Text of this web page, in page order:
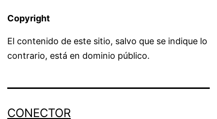
Copyright
El contenido de este sitio, salvo que se indique lo
contrario, está en dominio público.
CONECTOR